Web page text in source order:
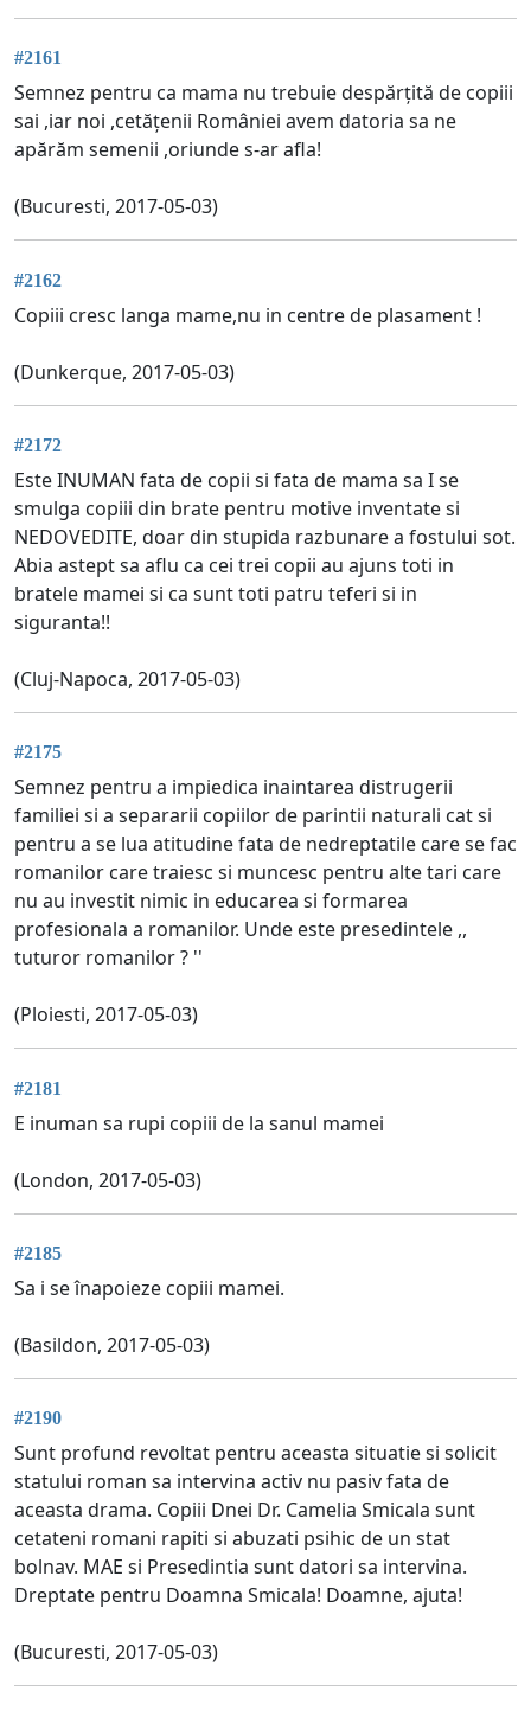
#2161
Semnez pentru ca mama nu trebuie despărțită de copiii
sai ,iar noi ,cetățenii României avem datoria sa ne
apărăm semenii ,oriunde s-ar afla!
(Bucuresti, 2017-05-03)
#2162
Copiii cresc langa mame,nu in centre de plasament !
(Dunkerque, 2017-05-03)
#2172
Este INUMAN fata de copii si fata de mama sa I se
smulga copiii din brate pentru motive inventate si
NEDOVEDITE, doar din stupida razbunare a fostului sot.
Abia astept sa aflu ca cei trei copii au ajuns toti in
bratele mamei si ca sunt toti patru teferi si in
siguranta!!
(Cluj-Napoca, 2017-05-03)
#2175
Semnez pentru a impiedica inaintarea distrugerii
familiei si a separarii copiilor de parintii naturali cat si
pentru a se lua atitudine fata de nedreptatile care se fac
romanilor care traiesc si muncesc pentru alte tari care
nu au investit nimic in educarea si formarea
profesionala a romanilor. Unde este presedintele ,,
tuturor romanilor ? ''
(Ploiesti, 2017-05-03)
#2181
E inuman sa rupi copiii de la sanul mamei
(London, 2017-05-03)
#2185
Sa i se înapoieze copiii mamei.
(Basildon, 2017-05-03)
#2190
Sunt profund revoltat pentru aceasta situatie si solicit
statului roman sa intervina activ nu pasiv fata de
aceasta drama. Copiii Dnei Dr. Camelia Smicala sunt
cetateni romani rapiti si abuzati psihic de un stat
bolnav. MAE si Presedintia sunt datori sa intervina.
Dreptate pentru Doamna Smicala! Doamne, ajuta!
(Bucuresti, 2017-05-03)